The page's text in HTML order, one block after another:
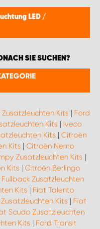
LED /
SIE SUCHEN?
Zusatzleuchten Kits | Ford
Kits | Iveco
Kits | Citroën
Kits | Citroën Nemo
Zusatzleuchten Kits |
Kits | Citroën Berlingo
Zusatzleuchten
Kits | Fiat Talento
Kits | Fiat
Scudo Zusatzleuchten
Kits | Ford Transit